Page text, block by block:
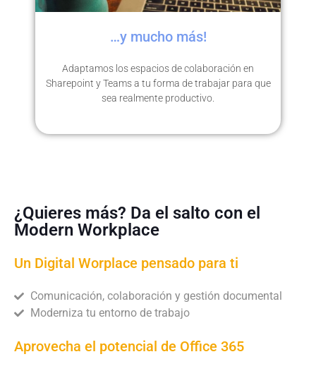
…y mucho más!
Adaptamos los espacios de colaboración en
Sharepoint y Teams a tu forma de trabajar para que
sea realmente productivo.
¿Quieres más? Da el salto con el
Modern Workplace
Un Digital Worplace pensado para ti
Comunicación, colaboración y gestión documental
Moderniza tu entorno de trabajo
Aprovecha el potencial de Office 365